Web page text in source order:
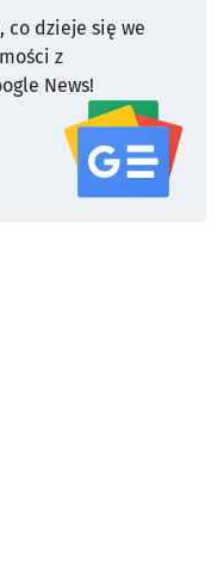
co dzieje się we
z
News!
serwisu